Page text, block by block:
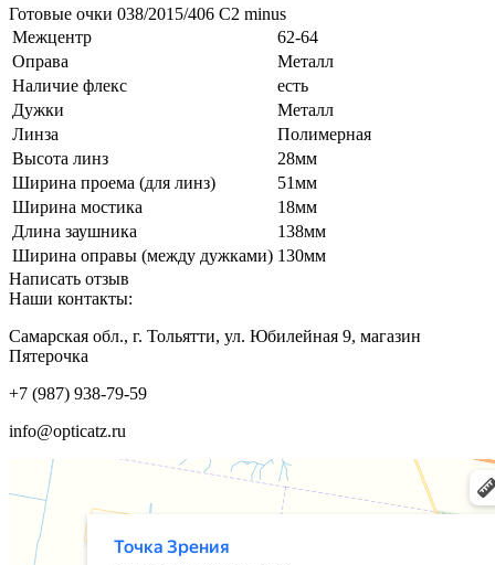
Готовые очки 038/2015/406 C2 minus
Межцентр
62-64
Оправа
Металл
Наличие флекс
есть
Дужки
Металл
Линза
Полимерная
Высота линз
28мм
Ширина проема (для линз)
51мм
Ширина мостика
18мм
Длина заушника
138мм
Ширина оправы (между дужками) 130мм
Написать отзыв
Наши контакты:
Самарская обл., г. Тольятти, ул. Юбилейная 9, магазин
Пятерочка
+7 (987) 938-79-59
info@opticatz.ru